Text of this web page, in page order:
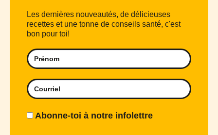
Les dernières nouveautés, de délicieuses
recettes et une tonne de conseils santé, c'est
bon pour toi!
Abonne-toi à notre infolettre